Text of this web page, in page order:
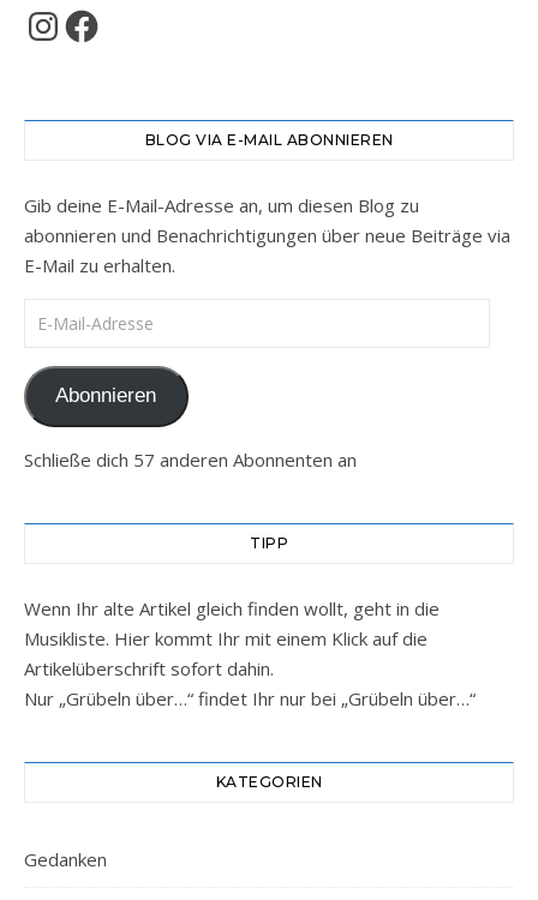
Instagram
Facebook
BLOG VIA E-MAIL ABONNIEREN
Gib deine E-Mail-Adresse an, um diesen Blog zu
abonnieren und Benachrichtigungen über neue Beiträge via
E-Mail zu erhalten.
E-Mail-Adresse
Abonnieren
Schließe dich 57 anderen Abonnenten an
TIPP
Wenn Ihr alte Artikel gleich finden wollt, geht in die
Musikliste. Hier kommt Ihr mit einem Klick auf die
Artikelüberschrift sofort dahin.
Nur „Grübeln über…“ findet Ihr nur bei „Grübeln über…“
KATEGORIEN
Gedanken